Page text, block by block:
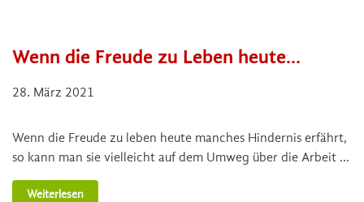
Wenn die Freude zu Leben heute…
28. März 2021
Wenn die Freude zu leben heute manches Hindernis erfährt,
so kann man sie vielleicht auf dem Umweg über die Arbeit …
Weiterlesen